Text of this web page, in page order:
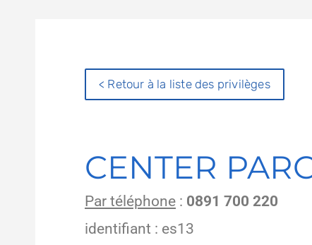
< Retour à la liste des privilèges
CENTER
Par téléphone : 0891 700 220
identifiant : es13